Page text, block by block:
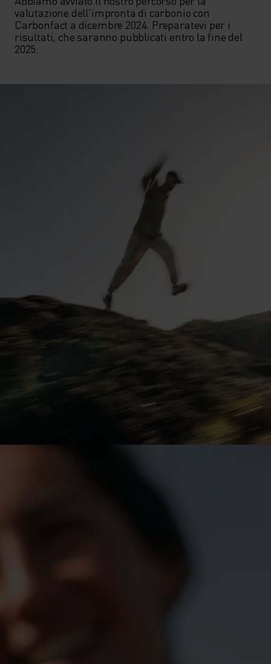
valutazione dell'impronta di carbonio con
Carbonfact a dicembre 2024. Preparatevi per i
risultati, che saranno pubblicati entro la fine del
2025.